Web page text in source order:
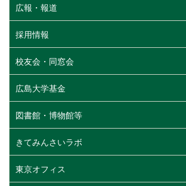
広報・報道
採用情報
校友会・同窓会
広島大学基金
図書館・博物館等
きてみんさいラボ
東京オフィス